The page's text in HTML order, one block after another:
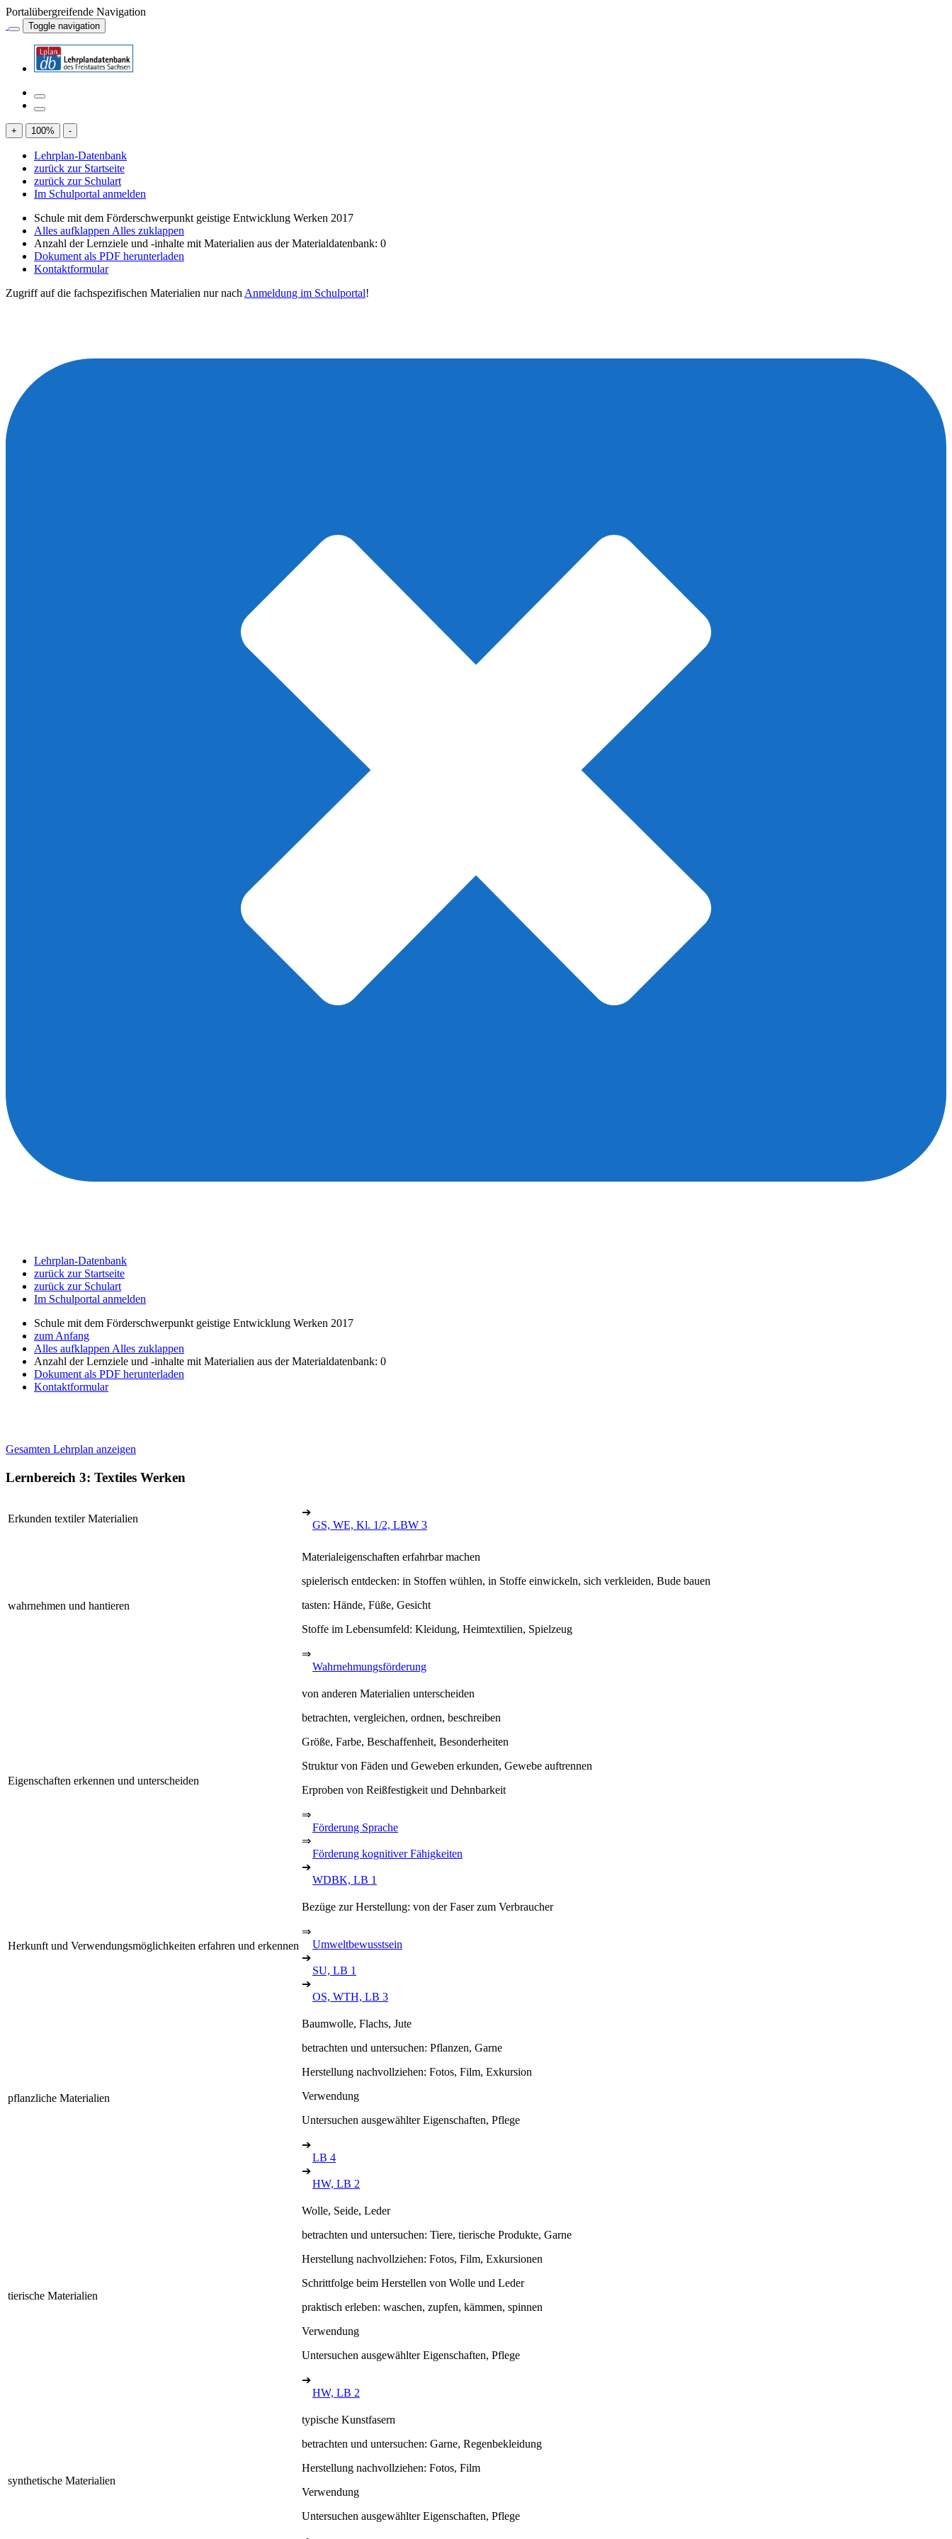
Portalübergreifende Navigation
Toggle navigation
+ 100% -
Lehrplan-Datenbank
zurück zur Startseite
zurück zur Schulart
Im Schulportal anmelden
Schule mit dem Förderschwerpunkt geistige Entwicklung Werken 2017
Alles aufklappen Alles zuklappen
Anzahl der Lernziele und -inhalte mit Materialien aus der Materialdatenbank: 0
Dokument als PDF herunterladen
Kontaktformular
Zugriff auf die fachspezifischen Materialien nur nach Anmeldung im Schulportal!
Lehrplan-Datenbank
zurück zur Startseite
zurück zur Schulart
Im Schulportal anmelden
Schule mit dem Förderschwerpunkt geistige Entwicklung Werken 2017
zum Anfang
Alles aufklappen Alles zuklappen
Anzahl der Lernziele und -inhalte mit Materialien aus der Materialdatenbank: 0
Dokument als PDF herunterladen
Kontaktformular
Gesamten Lehrplan anzeigen
Lernbereich 3: Textiles Werken
Erkunden textiler Materialien
➔
GS, WE, Kl. 1/2, LBW 3
wahrnehmen und hantieren
Materialeigenschaften erfahrbar machen
spielerisch entdecken: in Stoffen wühlen, in Stoffe einwickeln, sich verkleiden, Bude bauen
tasten: Hände, Füße, Gesicht
Stoffe im Lebensumfeld: Kleidung, Heimtextilien, Spielzeug
⇒
Wahrnehmungsförderung
Eigenschaften erkennen und unterscheiden
von anderen Materialien unterscheiden
betrachten, vergleichen, ordnen, beschreiben
Größe, Farbe, Beschaffenheit, Besonderheiten
Struktur von Fäden und Geweben erkunden, Gewebe auftrennen
Erproben von Reißfestigkeit und Dehnbarkeit
⇒
Förderung Sprache
⇒
Förderung kognitiver Fähigkeiten
➔
WDBK, LB 1
Herkunft und Verwendungsmöglichkeiten erfahren und erkennen
Bezüge zur Herstellung: von der Faser zum Verbraucher
⇒
Umweltbewusstsein
➔
SU, LB 1
➔
OS, WTH, LB 3
pflanzliche Materialien
Baumwolle, Flachs, Jute
betrachten und untersuchen: Pflanzen, Garne
Herstellung nachvollziehen: Fotos, Film, Exkursion
Verwendung
Untersuchen ausgewählter Eigenschaften, Pflege
➔
LB 4
➔
HW, LB 2
tierische Materialien
Wolle, Seide, Leder
betrachten und untersuchen: Tiere, tierische Produkte, Garne
Herstellung nachvollziehen: Fotos, Film, Exkursionen
Schrittfolge beim Herstellen von Wolle und Leder
praktisch erleben: waschen, zupfen, kämmen, spinnen
Verwendung
Untersuchen ausgewählter Eigenschaften, Pflege
➔
HW, LB 2
synthetische Materialien
typische Kunstfasern
betrachten und untersuchen: Garne, Regenbekleidung
Herstellung nachvollziehen: Fotos, Film
Verwendung
Untersuchen ausgewählter Eigenschaften, Pflege